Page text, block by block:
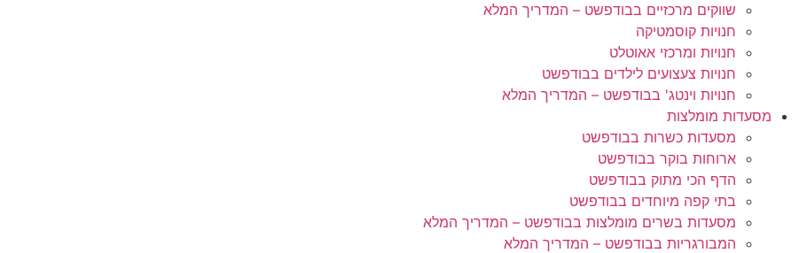
שווקים מרכזיים בבודפשט – המדריך המלא
חנויות קוסמטיקה
חנויות ומרכזי אאוטלט
חנויות צעצועים לילדים בבודפשט
חנויות וינטג' בבודפשט – המדריך המלא
מסעדות מומלצות
מסעדות כשרות בבודפשט
ארוחות בוקר בבודפשט
הדף הכי מתוק בבודפשט
בתי קפה מיוחדים בבודפשט
מסעדות בשרים מומלצות בבודפשט – המדריך המלא
המבורגריות בבודפשט – המדריך המלא